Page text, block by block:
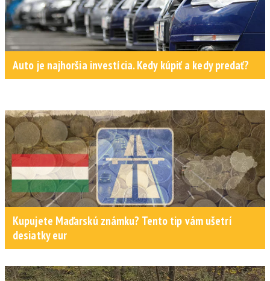
Auto je najhoršia investícia. Kedy kúpiť a kedy predať?
Kupujete Maďarskú známku? Tento tip vám ušetrí
desiatky eur